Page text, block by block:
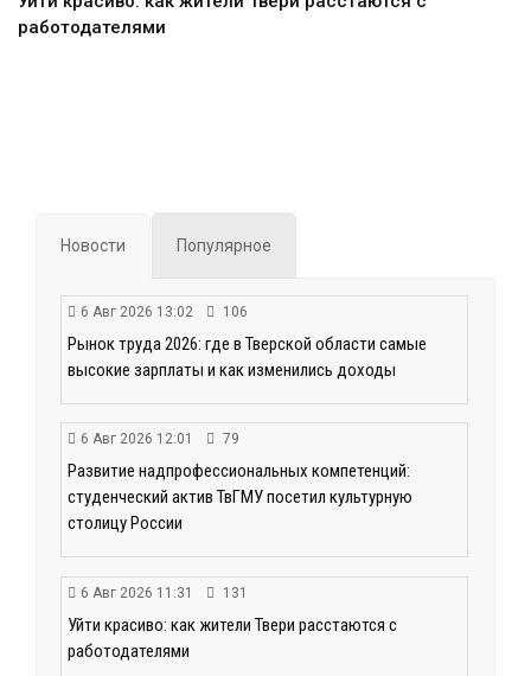
работодателями
Новости Популярное
6 Авг 2026 13:02 106
Рынок труда 2026: где в Тверской области самые
высокие зарплаты и как изменились доходы
6 Авг 2026 12:01 79
Развитие надпрофессиональных компетенций:
студенческий актив ТвГМУ посетил культурную
столицу России
6 Авг 2026 11:31 131
Уйти красиво: как жители Твери расстаются с
работодателями